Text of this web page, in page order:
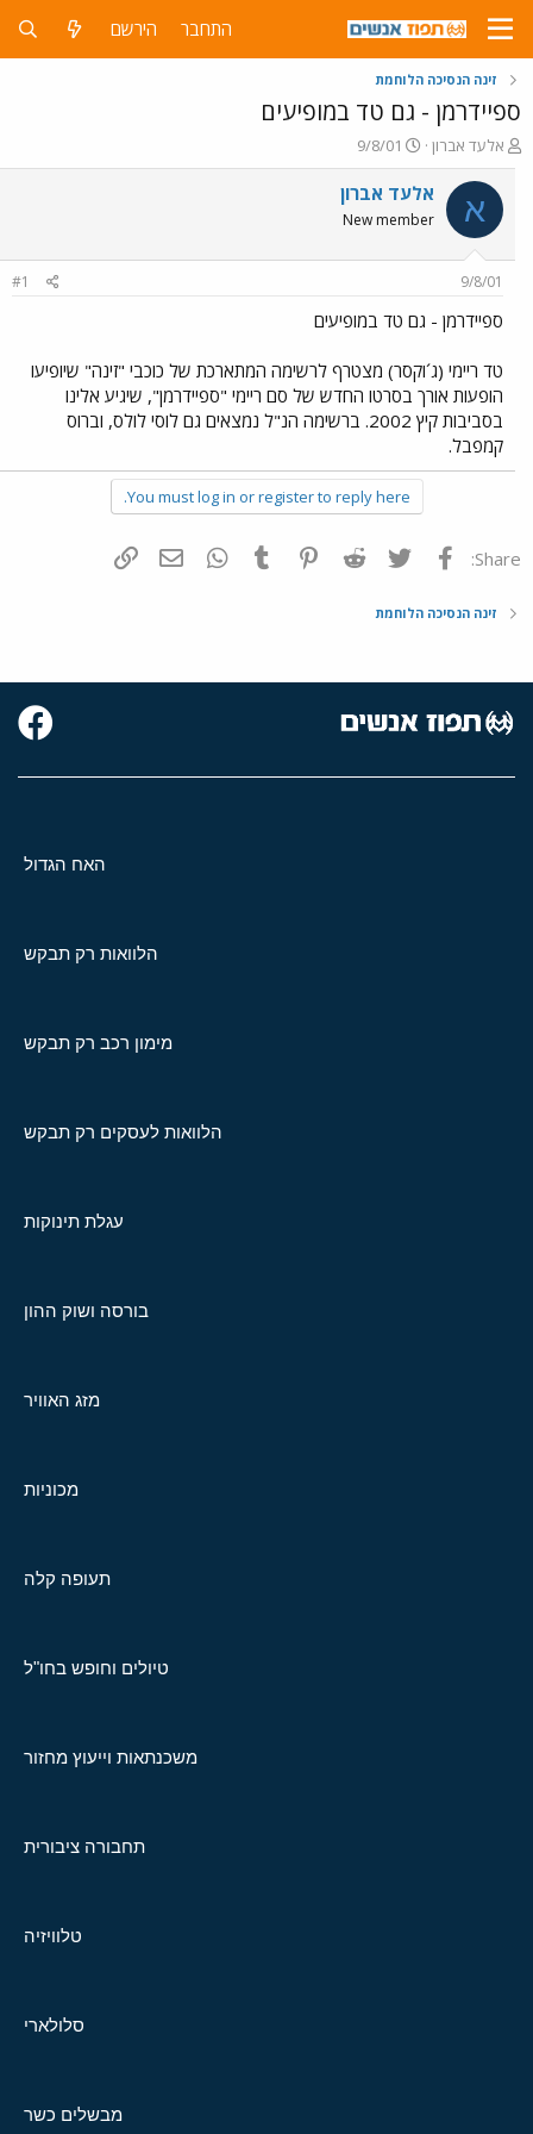
התחבר הירשם
זינה הנסיכה הלוחמת
ספיידרמן - גם טד במופיעים
פ
ו
ת
ח
ה
ש
א
אלעד אברון
פ
ו
ר
ם
ר
9/8/01
א אלעד אברון
New member
9/8/01
#1
ספיידרמן - גם טד במופיעים
טד ריימי (ג´וקסר) מצטרף לרשימה המתארכת של כוכבי "זינה" שיופיעו
הופעות אורך בסרטו החדש של סם ריימי "ספיידרמן", שיגיע אלינו
בסביבות קיץ 2002. ברשימה הנ"ל נמצאים גם לוסי לולס, וברוס
קמפבל.
You must log in or register to reply here.
Share: פייסבוק Twitter
Reddit
Pinterest
Tumblr
WhatsAppדואר אלקטרוני
זינה הנסיכה הלוחמת
האח הגדול
הלוואות רק תבקש
מימון רכב רק תבקש
הלוואות לעסקים רק תבקש
עגלת תינוקות
בורסה ושוק ההון
מזג האוויר
מכוניות
תעופה קלה
טיולים וחופש בחו"ל
משכנתאות וייעוץ מחזור
תחבורה ציבורית
טלוויזיה
סלולארי
מבשלים כשר